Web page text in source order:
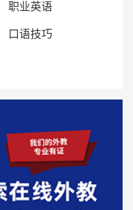
职业英语
口语技巧